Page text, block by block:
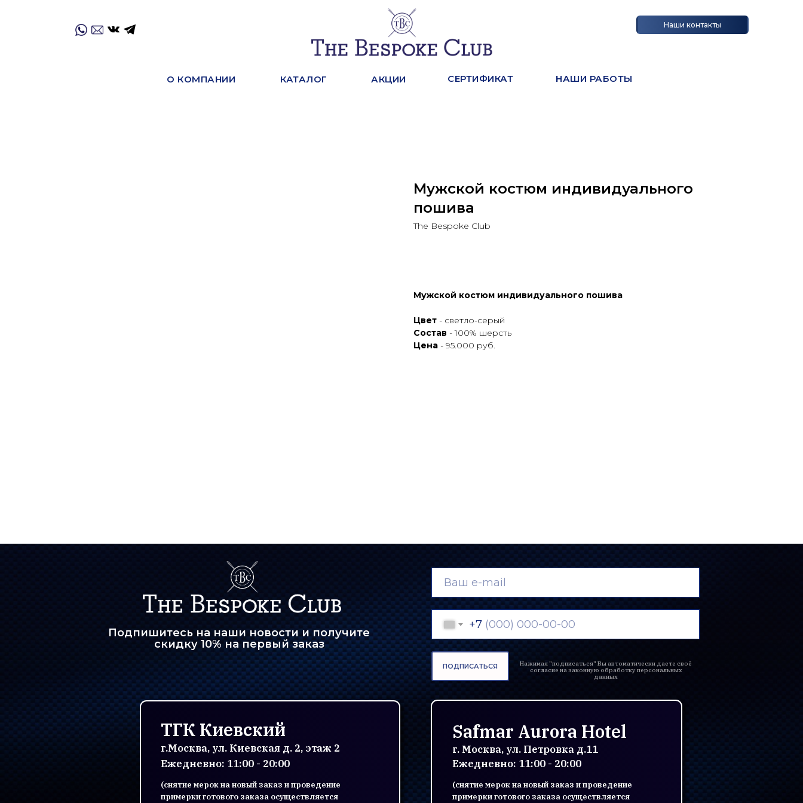
О КОМПАНИИ АКЦИИ
КАТАЛОГ НАШИ РАБОТЫ
Наши контакты
СЕРТИФИКАТ
Мужской костюм индивидуального
пошива
The Bespoke Club
Мужской костюм индивидуального пошива
Цвет - светло-серый
Состав - 100% шерсть
Цена - 95.000 руб.
(снятие мерок на новый заказ и проведение
примерки готового заказа осуществляется
(снятие мерок на новый заказ и проведение
примерки готового заказа осуществляется
Ежедневно: 11:00 - 20:00
г. Москва, ул. Петровка д.11
Safmar Aurora Hotel
+7
ПОДПИСАТЬСЯ
Подпишитесь на наши новости и получите
скидку 10% на первый заказ
Нажимая "подписаться" Вы автоматически даете своё
согласие на законную обработку персональных
данных
г.Москва, ул. Киевская д. 2, этаж 2
ТГК Киевский
Ежедневно: 11:00 - 20:00